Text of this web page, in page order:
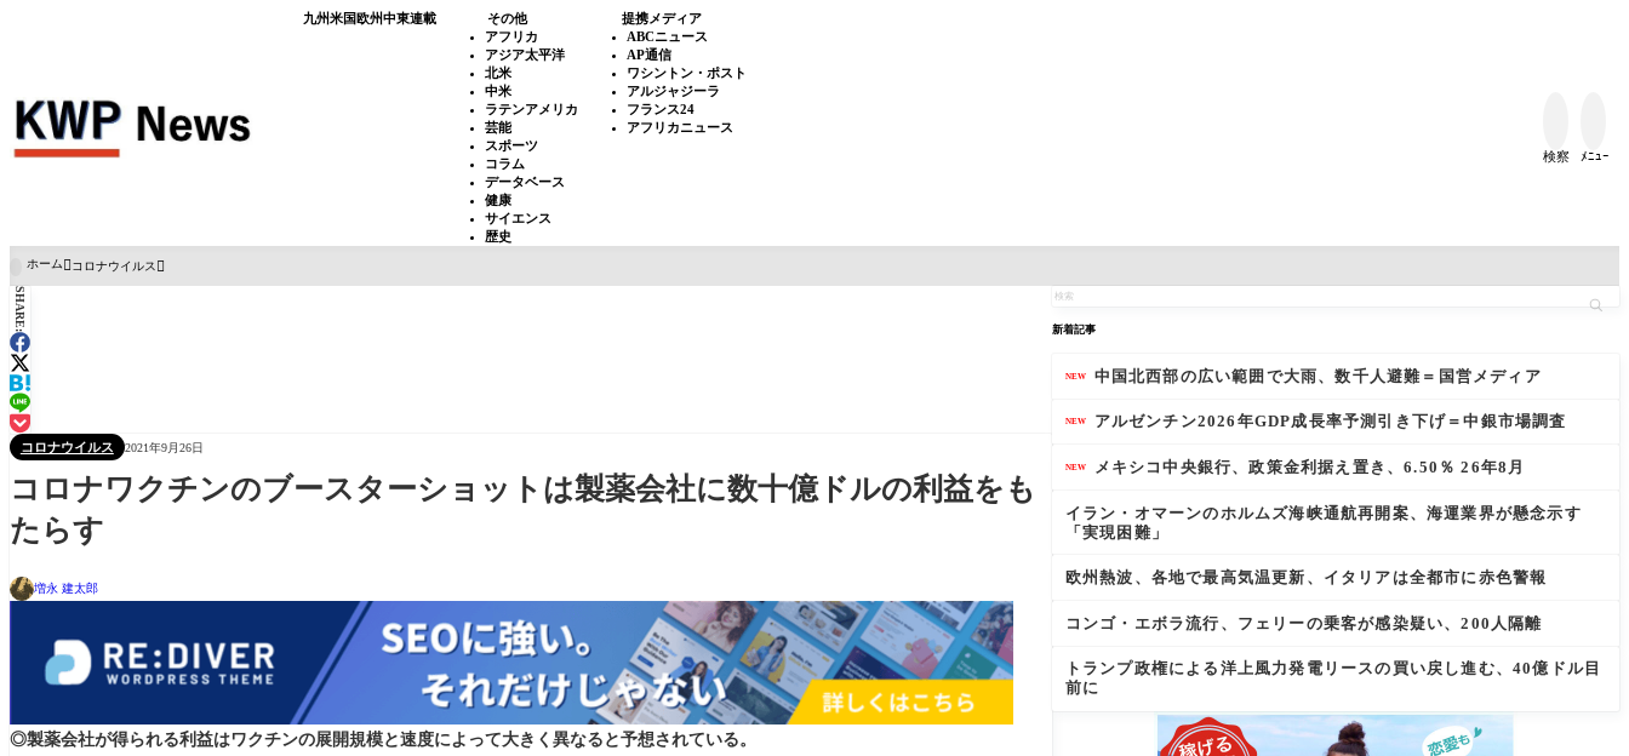
九州米国欧州中東連載
その他
アフリカ
アジア太平洋
北米
中米
ラテンアメリカ
芸能
スポーツ
コラム
データベース
健康
サイエンス
歴史
提携メディア
ABCニュース
AP通信
ワシントン・ポスト
アルジャジーラ
フランス24
アフリカニュース
検察 ﾒﾆｭｰ
ホーム コロナウイルス
SHARE:
コロナウイルス 2021年9月26日
コロナワクチンのブースターショットは製薬会社に数十億ドルの利益をも
たらす
増永 建太郎
◎製薬会社が得られる利益はワクチンの展開規模と速度によって大きく異なると予想されている。
新着記事
NEW 中国北西部の広い範囲で大雨、数千人避難＝国営メディア
NEW アルゼンチン2026年GDP成長率予測引き下げ＝中銀市場調査
NEW メキシコ中央銀行、政策金利据え置き、6.50％ 26年8月
イラン・オマーンのホルムズ海峡通航再開案、海運業界が懸念示す
「実現困難」
欧州熱波、各地で最高気温更新、イタリアは全都市に赤色警報
コンゴ・エボラ流行、フェリーの乗客が感染疑い、200人隔離
トランプ政権による洋上風力発電リースの買い戻し進む、40億ドル目
前に